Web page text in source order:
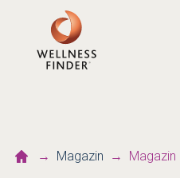
Magazin Magazin